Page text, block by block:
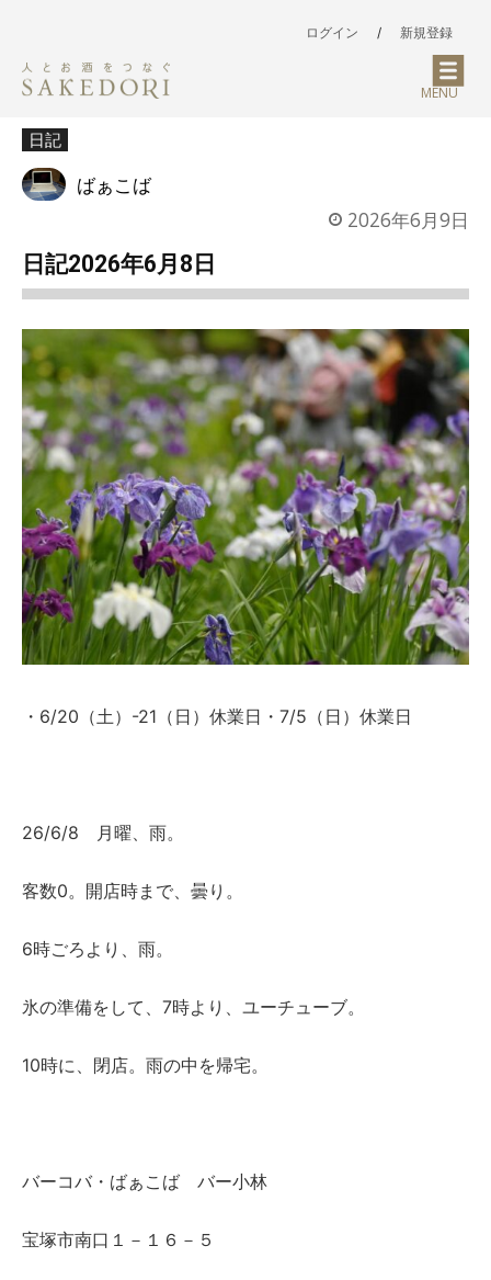
ログイン / 新規登録
MENU
日記
ばぁこば
2026年6月9日
日記2026年6月8日
・6/20（土）-21（日）休業日・7/5（日）休業日
26/6/8 月曜、雨。
客数0。開店時まで、曇り。
6時ごろより、雨。
氷の準備をして、7時より、ユーチューブ。
10時に、閉店。雨の中を帰宅。
バーコバ・ばぁこば バー小林
宝塚市南口１－１６－５